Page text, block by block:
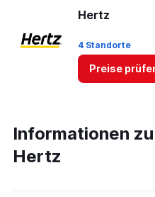
Hertz
4 Standorte
Preise
Informationen
Hertz